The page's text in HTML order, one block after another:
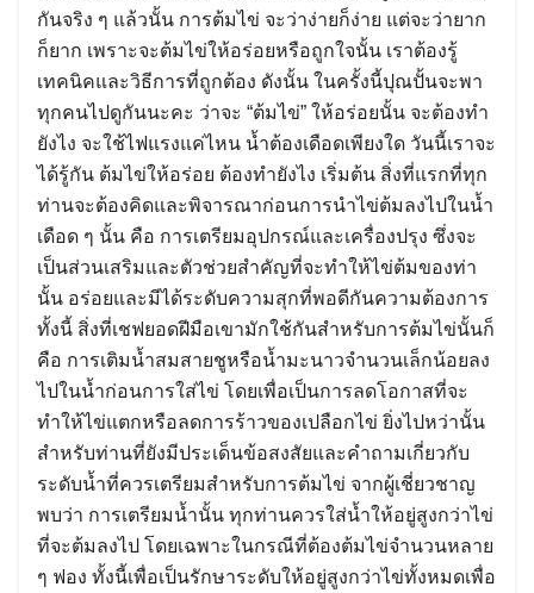
กันจริง ๆ แล้วนั้น การต้มไข่ จะว่าง่ายก็ง่าย แต่จะว่ายาก
ก็ยาก เพราะจะต้มไข่ให้อร่อยหรือถูกใจนั้น เราต้องรู้
เทคนิคและวิธีการที่ถูกต้อง ดังนั้น ในครั้งนี้ปุณปั้นจะพา
ทุกคนไปดูกันนะคะ ว่าจะ “ต้มไข่” ให้อร่อยนั้น จะต้องทำ
ยังไง จะใช้ไฟแรงแค่ไหน น้ำต้องเดือดเพียงใด วันนี้เราจะ
ได้รู้กัน ต้มไข่ให้อร่อย ต้องทำยังไง เริ่มต้น สิ่งที่แรกที่ทุก
ท่านจะต้องคิดและพิจารณาก่อนการนำไข่ต้มลงไปในน้ำ
เดือด ๆ นั้น คือ การเตรียมอุปกรณ์และเครื่องปรุง ซึ่งจะ
เป็นส่วนเสริมและตัวช่วยสำคัญที่จะทำให้ไข่ต้มของท่า
นั้น อร่อยและมีได้ระดับความสุกที่พอดีกันความต้องการ
ทั้งนี้ สิ่งที่เชฟยอดฝีมือเขามักใช้กันสำหรับการต้มไข่นั้นก็
คือ การเติมน้ำสมสายชูหรือน้ำมะนาวจำนวนเล็กน้อยลง
ไปในน้ำก่อนการใส่ไข่ โดยเพื่อเป็นการลดโอกาสที่จะ
ทำให้ไข่แตกหรือลดการร้าวของเปลือกไข่ ยิ่งไปหว่านั้น
สำหรับท่านที่ยังมีประเด็นข้อสงสัยและคำถามเกี่ยวกับ
ระดับน้ำที่ควรเตรียมสำหรับการต้มไข่ จากผู้เชี่ยวชาญ
พบว่า การเตรียมน้ำนั้น ทุกท่านควรใส่น้ำให้อยู่สูงกว่าไข่
ที่จะต้มลงไป โดยเฉพาะในกรณีที่ต้องต้มไข่จำนวนหลาย
ๆ ฟอง ทั้งนี้เพื่อเป็นรักษาระดับให้อยู่สูงกว่าไข่ทั้งหมดเพื่อ